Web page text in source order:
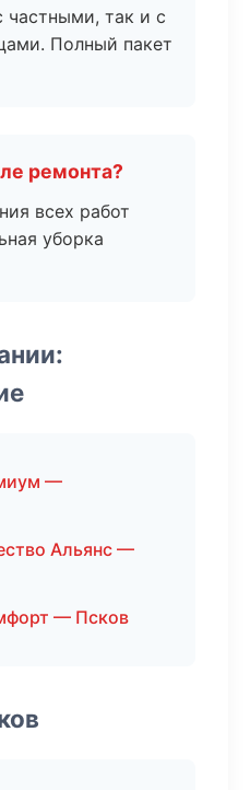
частными, так и с
Полный пакет
ремонта?
всех работ
уборка
—
Альянс —
— Псков